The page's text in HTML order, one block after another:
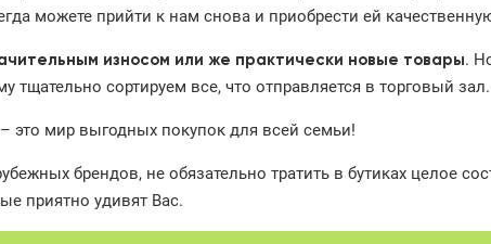
можете прийти к нам снова и приобрести ей
износом или же практически новые товары.
сортируем все, что отправляется в торговый зал.
это мир выгодных покупок для всей семьи!
брендов, не обязательно тратить в бутиках целое
приятно удивят Вас.